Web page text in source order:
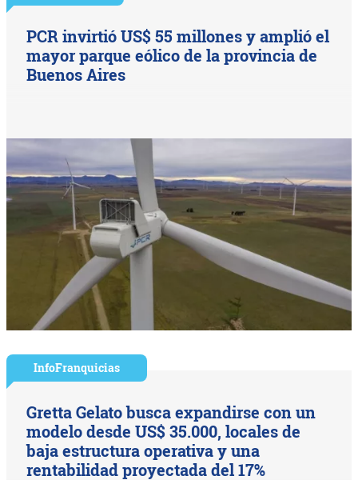
PCR invirtió US$ 55 millones y amplió el
mayor parque eólico de la provincia de
Buenos Aires
InfoFranquicias
Gretta Gelato busca expandirse con un
modelo desde US$ 35.000, locales de
baja estructura operativa y una
rentabilidad proyectada del 17%